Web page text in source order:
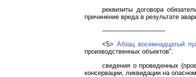
реквизиты договора
причинение вреда в результате
--------------------------------
<5> Абзац восемнадцатый
производственных объектов".
сведения о проведенных
консервации, ликвидации на